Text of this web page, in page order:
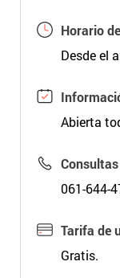
Horario
Desde el
Abierta
Consultas
061-644-
Tarifa de
Gratis.